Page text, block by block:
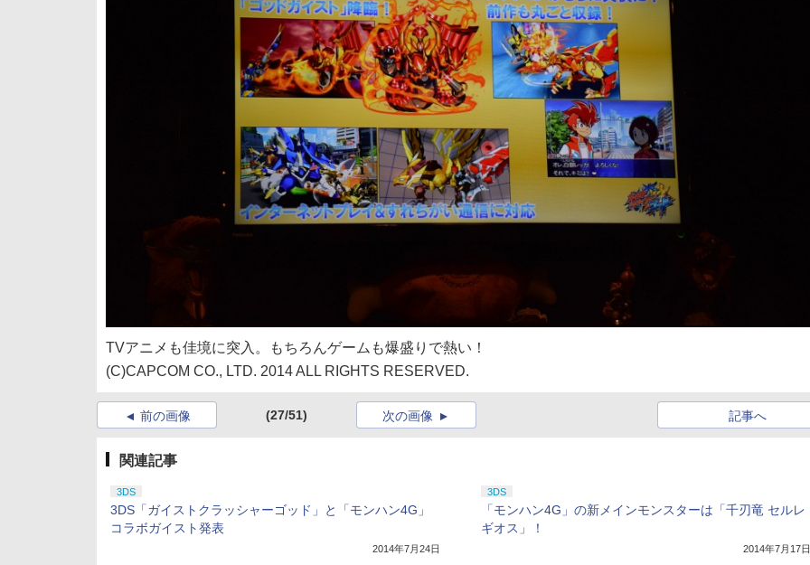
TVアニメも佳境に突入。もちろんゲームも爆盛りで熱い！
(C)CAPCOM CO., LTD. 2014 ALL RIGHTS RESERVED.
前の画像 (27/51) 記事へ
次の画像
関連記事
3DS
3DS「ガイストクラッシャーゴッド」と「モンハン4G」
コラボガイスト発表
2014年7月24日
3DS
「モンハン4G」の新メインモンスターは「千刃竜 セルレ
ギオス」！
2014年7月17日